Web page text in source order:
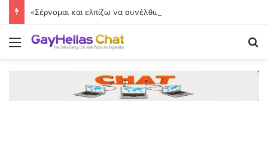
«Σέρνομαι και ελπίζω να συνέλθω»
Menu